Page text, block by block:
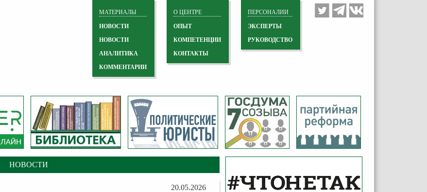
ПЕРСОНАЛИИ
ЭКСПЕРТЫ
РУКОВОДСТВО
О ЦЕНТРЕ
ОПЫТ
КОМПЕТЕНЦИИ
КОНТАКТЫ
МАТЕРИАЛЫ
НОВОСТИ
НОВОСТИ
АНАЛИТИКА
КОММЕНТАРИИ
НОВОСТИ
20.05.2026